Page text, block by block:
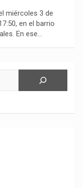
miércoles 3 de
en el barrio
En ese…